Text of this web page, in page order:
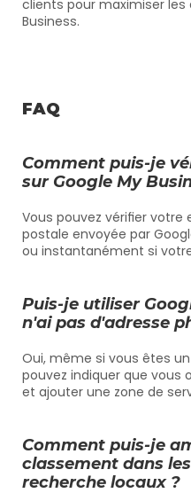
clients pour maximiser les
Business.
FAQ
Comment puis-je
sur Google My
Vous pouvez vérifier votre
postale envoyée par
ou instantanément si
Puis-je utiliser
n'ai pas d'adresse
Oui, même si vous êtes
pouvez indiquer que vous
et ajouter une zone de
Comment puis-je
classement dans
recherche locaux ?